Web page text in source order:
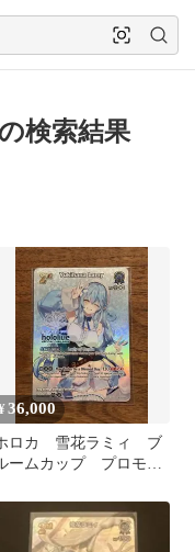
検索結果
36,000
ロカ 雪花ラミィ ブ
ームカップ プロモ